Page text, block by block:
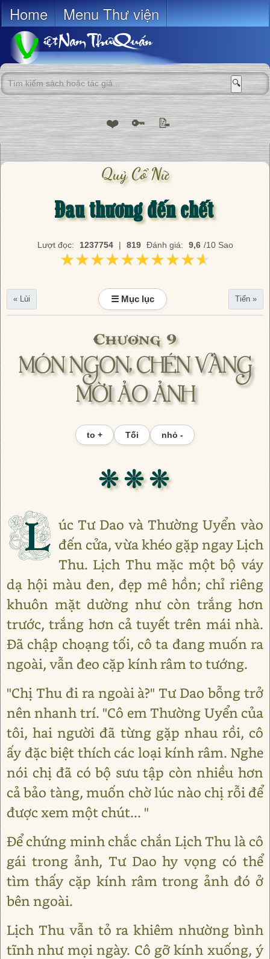
Home Menu Thư viện
🔍
❤️ 🔑 📝
Quỷ Cổ Nữ
Đau thương đến chết
Lượt đọc: 1237754 | 819 Đánh giá: 9,6 /10 Sao
★★★★★★★★★★
★★★★★★★★★★
« Lùi ☰ Mục lục Tiến »
Chương 9
MÓN NGON, CHÉN VÀNG
MỜI ẢO ẢNH
to + Tối nhỏ -
❊ ❊ ❊
L úc Tư Dao và Thường Uyển vào
đến cửa, vừa khéo gặp ngay Lịch
Thu. Lịch Thu mặc một bộ váy
dạ hội màu đen, đẹp mê hồn; chỉ riêng
khuôn mặt dường như còn trắng hơn
trước, trắng hơn cả tuyết trên mái nhà.
Đã chập choạng tối, cô ta đang muốn ra
ngoài, vẫn đeo cặp kính râm to tướng.
"Chị Thu đi ra ngoài à?" Tư Dao bỗng trở
nên nhanh trí. "Cô em Thường Uyển của
tôi, hai người đã từng gặp nhau rồi, cô
ấy đặc biệt thích các loại kính râm. Nghe
nói chị đã có bộ sưu tập còn nhiều hơn
cả bảo tàng, muốn chờ lúc nào chị rỗi để
được xem một chút... "
Để chứng minh chắc chắn Lịch Thu là cô
gái trong ảnh, Tư Dao hy vọng có thể
tìm thấy cặp kính râm trong ảnh đó ở
bên ngoài.
Lịch Thu vẫn tỏ ra khiêm nhường bình
tĩnh như mọi ngày. Cô gỡ kính xuống, ý